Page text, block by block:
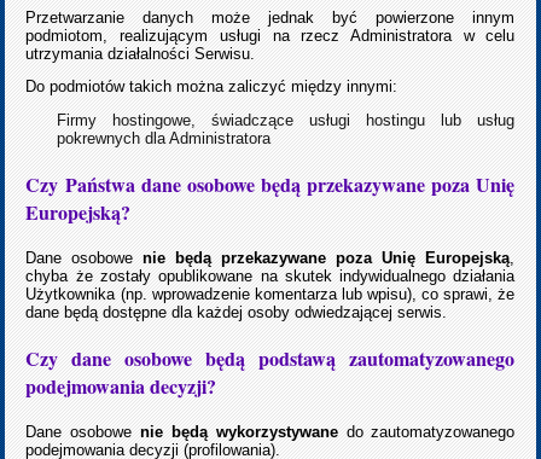
Przetwarzanie danych może jednak być powierzone innym
podmiotom, realizującym usługi na rzecz Administratora w celu
utrzymania działalności Serwisu.
Do podmiotów takich można zaliczyć między innymi:
Firmy hostingowe, świadczące usługi hostingu lub usług
pokrewnych dla Administratora
Czy Państwa dane osobowe będą przekazywane poza Unię
Europejską?
Dane osobowenie będą przekazywane poza Unię Europejską,
chyba że zostały opublikowane na skutek indywidualnego działania
Użytkownika (np. wprowadzenie komentarza lub wpisu), co sprawi, że
dane będą dostępne dla każdej osoby odwiedzającej serwis.
Czy dane osobowe będą podstawą zautomatyzowanego
podejmowania decyzji?
Dane osobowenie będą wykorzystywanedo zautomatyzowanego
podejmowania decyzji (profilowania).